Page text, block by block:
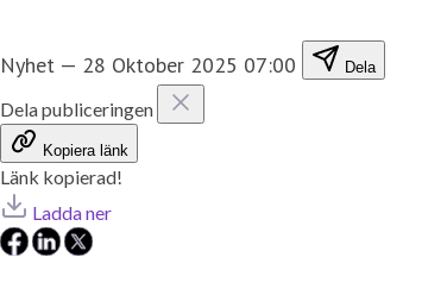
Nyhet — 28 Oktober 2025 07:00 Dela
Dela publiceringen
Kopiera länk
Länk kopierad!
Ladda ner